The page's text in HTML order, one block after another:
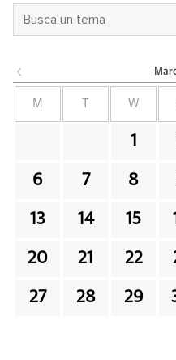
M W
1
6 7 8
13 14 15
20 21 22
27 28 29